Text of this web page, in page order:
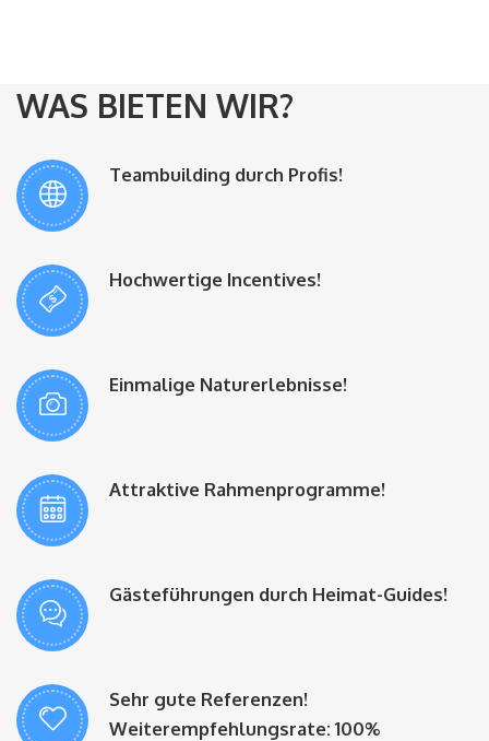
WAS BIETEN WIR?
Teambuilding durch Profis!
Hochwertige Incentives!
Einmalige Naturerlebnisse!
Attraktive Rahmenprogramme!
Gästeführungen durch Heimat-Guides!
Sehr gute Referenzen!
Weiterempfehlungsrate: 100%